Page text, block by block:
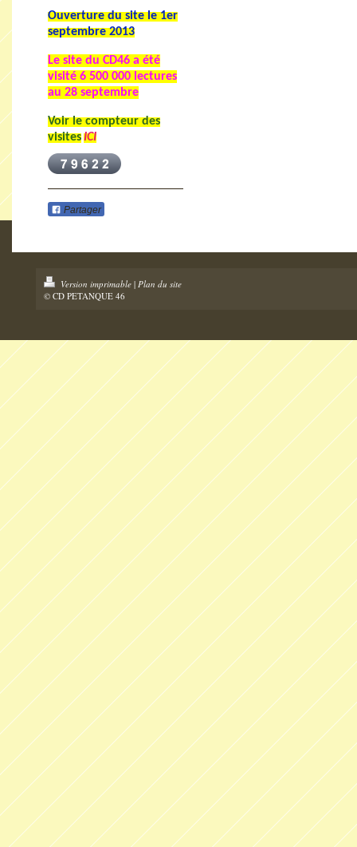
Ouverture du site le 1er
septembre 2013
Le site du CD46 a été
visité 6 500 000 lectures
au 28 septembre
Voir le compteur des
visitesICI
Partager
Version imprimable | Plan du site
© CD PETANQUE 46